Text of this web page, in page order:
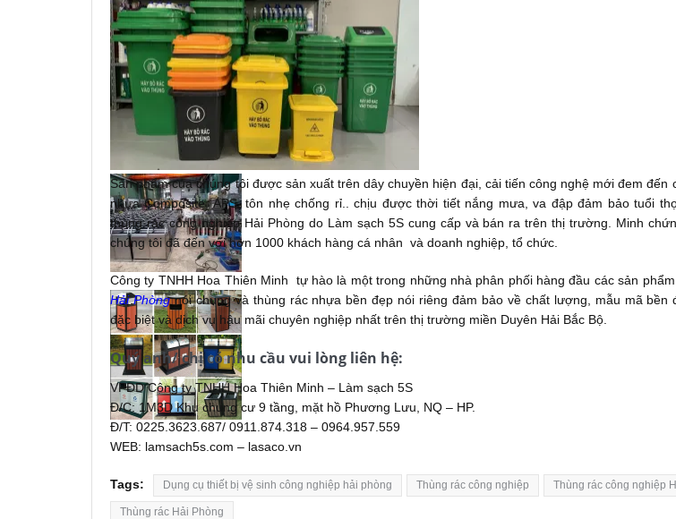
Sản phẩm của chúng tôi được sản xuất trên dây chuyền hiện đại, cải tiến công nghệ mới đem đến
nhựa Composite, APS, tôn nhẹ chống rỉ.. chịu được thời tiết nắng mưa, va đập đảm bảo tuổi
thùng rác công nghiệp Hải Phòng do Làm sạch 5S cung cấp và bán ra trên thị trường. Minh
chúng tôi đã đến với hơn 1000 khách hàng cá nhân và doanh nghiệp, tổ chức.
Công ty TNHH Hoa Thiên Minh tự hào là một trong những nhà phân phối hàng đầu các sản phẩm
Hải Phòngnói chung và thùng rác nhựa bền đẹp nói riêng đảm bảo về chất lượng, mẫu mã bền
đặc biệt và dịch vụ hậu mãi chuyên nghiệp nhất trên thị trường miền Duyên Hải Bắc Bộ.
Quý anh/ chị có nhu cầu vui lòng liên hệ:
VPĐD Công ty TNHH Hoa Thiên Minh – Làm sạch 5S
Đ/C: 1M3D Khu chung cư 9 tầng, mặt hồ Phương Lưu, NQ – HP.
Đ/T: 0225.3623.687/ 0911.874.318 – 0964.957.559
WEB: lamsach5s.com – lasaco.vn
Tags: Dụng cụ thiết bị vệ sinh công nghiệp hải phòng Thùng rác công nghiệp Thùng rác công nghiệp
Thùng rác Hải Phòng